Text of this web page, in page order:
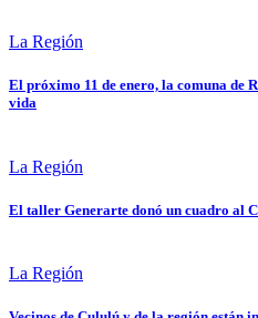
La Región
El próximo 11 de enero, la comuna de
vida
La Región
El taller Generarte donó un cuadro al
La Región